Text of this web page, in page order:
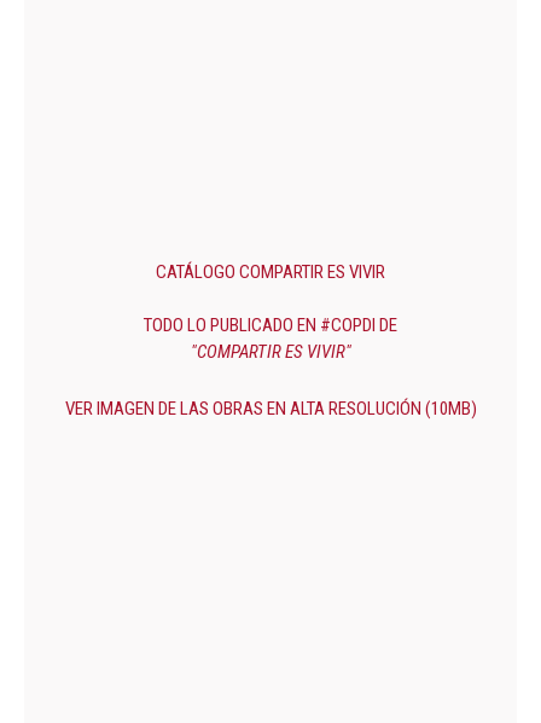
CATÁLOGO COMPARTIR ES VIVIR
TODO LO PUBLICADO EN #COPDI DE
"COMPARTIR ES VIVIR"
VER IMAGEN DE LAS OBRAS EN ALTA RESOLUCIÓN (10MB)